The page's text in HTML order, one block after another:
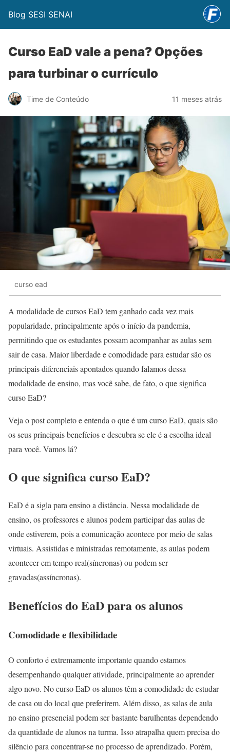
Blog SESI SENAI
Curso EaD vale a pena? Opções
para turbinar o currículo
Time de Conteúdo 11 meses atrás
curso ead
A modalidade de cursos EaD tem ganhado cada vez mais
popularidade, principalmente após o início da pandemia,
permitindo que os estudantes possam acompanhar as aulas sem
sair de casa. Maior liberdade e comodidade para estudar são os
principais diferenciais apontados quando falamos dessa
modalidade de ensino, mas você sabe, de fato, o que significa
curso EaD?
Veja o post completo e entenda o que é um curso EaD, quais são
os seus principais benefícios e descubra se ele é a escolha ideal
para você. Vamos lá?
O que significa curso EaD?
EaD é a sigla para ensino a distância. Nessa modalidade de
ensino, os professores e alunos podem participar das aulas de
onde estiverem, pois a comunicação acontece por meio de salas
virtuais. Assistidas e ministradas remotamente, as aulas podem
acontecer em tempo real(síncronas) ou podem ser
gravadas(assíncronas).
Benefícios do EaD para os alunos
Comodidade e flexibilidade
O conforto é extremamente importante quando estamos
desempenhando qualquer atividade, principalmente ao aprender
algo novo. No curso EaD os alunos têm a comodidade de estudar
de casa ou do local que preferirem. Além disso, as salas de aula
no ensino presencial podem ser bastante barulhentas dependendo
da quantidade de alunos na turma. Isso atrapalha quem precisa do
silêncio para concentrar-se no processo de aprendizado. Porém,